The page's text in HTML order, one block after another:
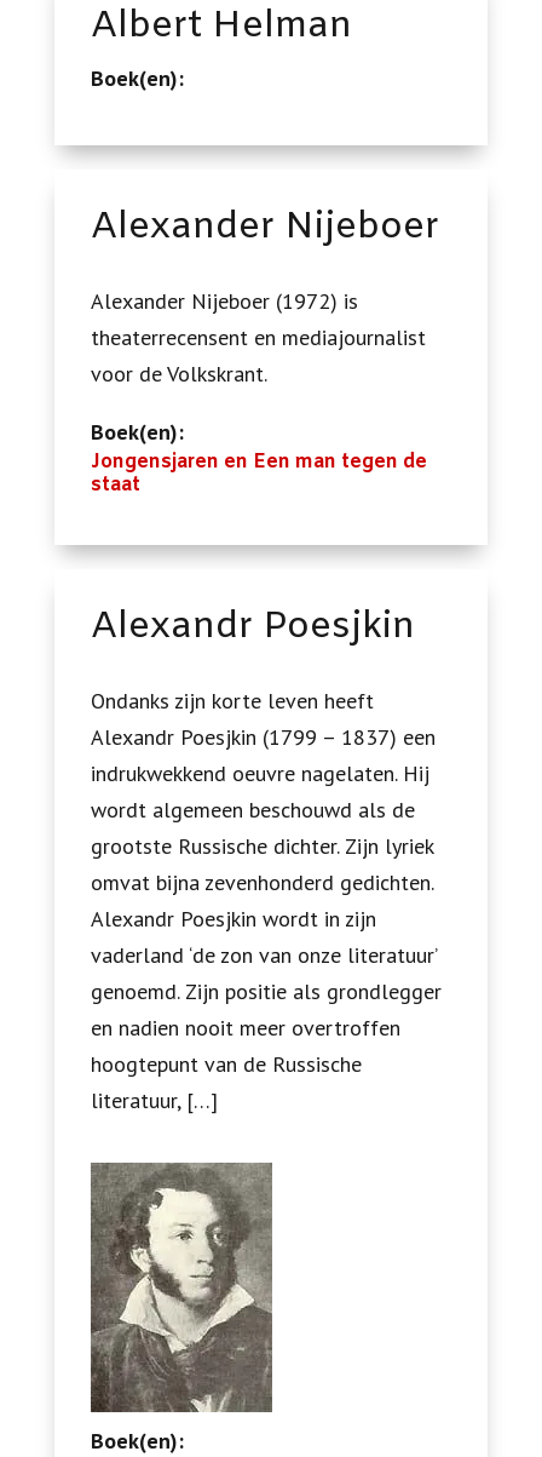
Albert Helman
Boek(en):
Alexander Nijeboer
Alexander Nijeboer (1972) is
theaterrecensent en mediajournalist
voor de Volkskrant.
Boek(en):
Jongensjaren en Een man tegen de
staat
Alexandr Poesjkin
Ondanks zijn korte leven heeft
Alexandr Poesjkin (1799 – 1837) een
indrukwekkend oeuvre nagelaten. Hij
wordt algemeen beschouwd als de
grootste Russische dichter. Zijn lyriek
omvat bijna zevenhonderd gedichten.
Alexandr Poesjkin wordt in zijn
vaderland ‘de zon van onze literatuur’
genoemd. Zijn positie als grondlegger
en nadien nooit meer overtroffen
hoogtepunt van de Russische
literatuur, […]
Boek(en):